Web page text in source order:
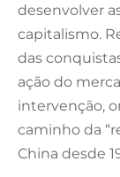
desenvolver
capitalismo.
das
ação do
intervenção,
caminho da
China desde